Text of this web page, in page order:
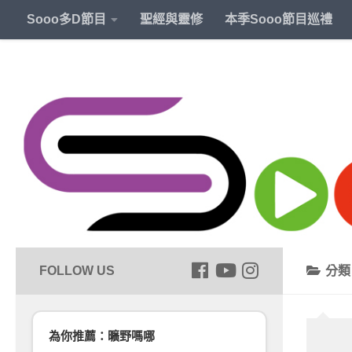
Sooo多D節目 聖經與靈修 本季Sooo節目巡禮
分
為你推薦：曠野嗎哪